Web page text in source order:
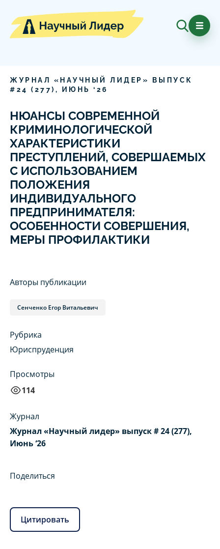
ЖУРНАЛ «НАУЧНЫЙ ЛИДЕР» ВЫПУСК
# 24 ( 277), ИЮНЬ ‘ 26
НЮАНСЫ СОВРЕМЕННОЙ
КРИМИНОЛОГИЧЕСКОЙ
ХАРАКТЕРИСТИКИ
ПРЕСТУПЛЕНИЙ, СОВЕРШАЕМЫХ
С ИСПОЛЬЗОВАНИЕМ
ПОЛОЖЕНИЯ
ИНДИВИДУАЛЬНОГО
ПРЕДПРИНИМАТЕЛЯ:
ОСОБЕННОСТИ СОВЕРШЕНИЯ,
МЕРЫ ПРОФИЛАКТИКИ
Авторы публикации
Сенченко Егор Витальевич
Рубрика
Юриспруденция
Просмотры
114
Журнал
Журнал «Научный лидер» выпуск # 24 (277),
Июнь ‘26
Поделиться
Цитировать